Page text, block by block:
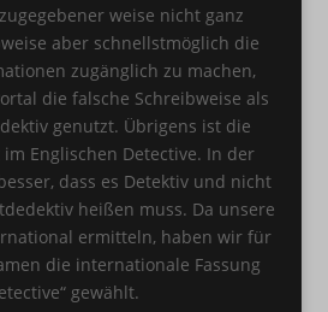
weise nicht ganz
aber schnellstmöglich die
zugänglich zu machen,
die falsche Schreibweise als
genutzt. Übrigens ist die
Englischen Detective. In der
dass es Detektiv und nicht
heißen muss. Da unsere
ermitteln, haben wir für
die internationale Fassung
gewählt.